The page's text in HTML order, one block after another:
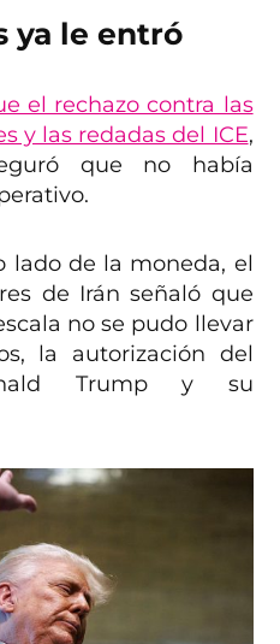
ya le entró
el rechazo contra las
y las redadas del ICE,
que no había
lado de la moneda, el
de Irán señaló que
no se pudo llevar
la autorización del
Trump y su